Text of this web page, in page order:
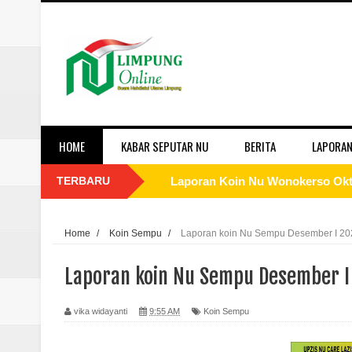
HOME KABAR SEPUTAR NU BERITA
TERBARU Laporan Koin Nu Wonokerso
Laporan Koin Nu Sidomulyo
Laporan Koin Nu Sempu
Home / Koin Sempu / Laporan koin Nu Sempu Desember I
Laporan koin Nu Sempu Desember
vika widayanti 9:55 AM Koin Sempu